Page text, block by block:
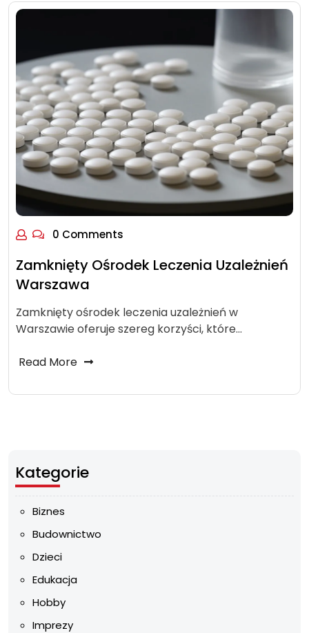
0 Comments
Zamknięty Ośrodek Leczenia Uzależnień
Warszawa
Zamknięty ośrodek leczenia uzależnień w
Warszawie oferuje szereg korzyści, które…
Read More
Kategorie
Biznes
Budownictwo
Dzieci
Edukacja
Hobby
Imprezy